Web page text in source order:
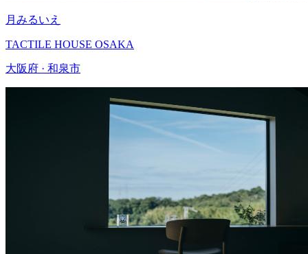
月みるいえ
TACTILE HOUSE OSAKA
大阪府 · 和泉市